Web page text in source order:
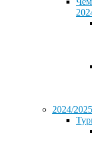
2024/2025